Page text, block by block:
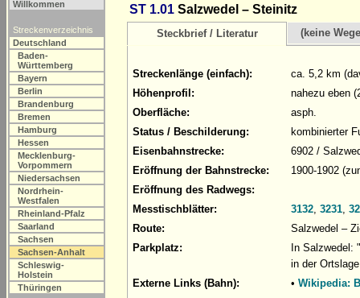
Willkommen
Streckenverzeichnis
Deutschland
Baden-
Württemberg
Bayern
Berlin
Brandenburg
Bremen
Hamburg
Hessen
Mecklenburg-
Vorpommern
Niedersachsen
Nordrhein-
Westfalen
Rheinland-Pfalz
Saarland
Sachsen
Sachsen-Anhalt
Schleswig-
Holstein
Thüringen
ST 1.01 Salzwedel – Steinitz
Steckbrief / Literatur (keine
Streckenlänge (einfach):
ca. 5,2 km
Höhenprofil:
nahezu eben
Oberfläche:
asph.
Status / Beschilderung:
kombinierter
Eisenbahnstrecke:
6902 /
Eröffnung der Bahnstrecke:
1900-1902
Eröffnung des Radwegs:
Messtischblätter:
3132, 3231,
Route:
Salzwedel –
Parkplatz:
In Salzwedel:
in der Ortslage
Externe Links (Bahn):
• Wikipedia: